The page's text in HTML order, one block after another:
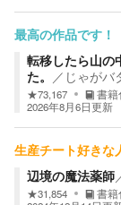
最高の作品です！
転移したら山の
た。 ／ じゃがバ
★73,167 書籍
2026年8月6日更新
生産チート好きな
辺境の魔法薬師
★31,854 書籍